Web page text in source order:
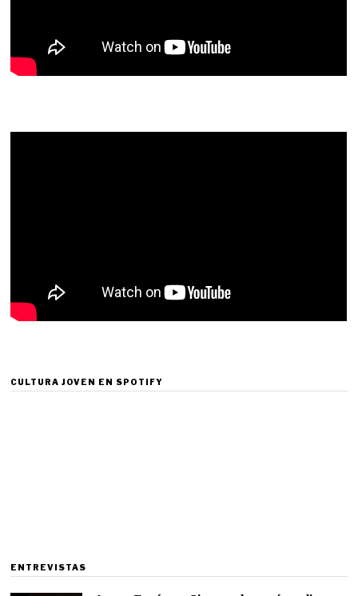
CULTURA JOVEN EN SPOTIFY
ENTREVISTAS